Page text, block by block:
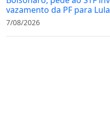
vazamento da PF para Lula
7/08/2026